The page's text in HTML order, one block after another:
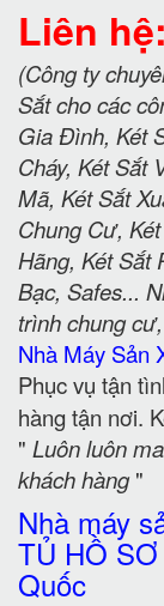
Liên
(Công ty
Sắt cho các
Gia Đình, Két
Cháy, Két Sắt
Mã, Két Sắt
Chung Cư,
Hãng, Két Sắt
Bạc, Safes...
trình chung
Nhà Máy Sản
Phục vụ tận
hàng tận nơi.
" Luôn luôn
khách hàng"
Nhà máy
TỦ HỒ
Quốc